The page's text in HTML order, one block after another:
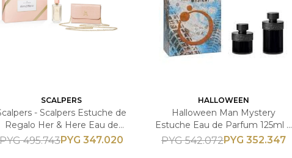
SCALPERS
- Scalpers Estuche de
Regalo Her & Here Eau de
Parfum 100ml + Bolso -
PYG 347.020
PYG 495.743
HALLOWEEN
Halloween Man Mystery
Estuche Eau de Parfum 125ml +
50ml - Masculino
PYG 352.347
PYG 542.072